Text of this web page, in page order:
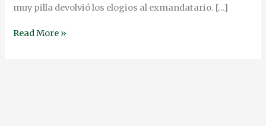
muy pilla devolvió los elogios al exmandatario. […]
Read More »